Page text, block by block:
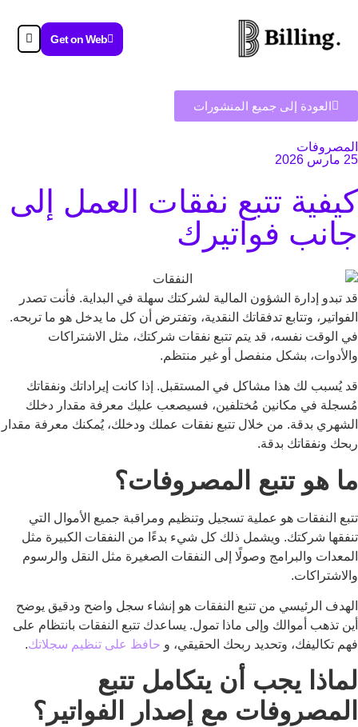
Get on Web
العودة إلى جميع المنشورات
المصروفات
25 مارس 2026
كيفية تتبع نفقات العمل إلى
جانب فواتيرك
قد تبدو إدارة الشؤون المالية لشركتك سهلة في البداية. فأنت تصدر
الفواتير، وتتابع تدفقاتك النقدية، وتفترض أن كل ما يدخل هو ما تربحه.
في الوقت نفسه، قد يتم تتبع نفقات شركتك، مثل الاشتراكات
والأدوات، بشكل منفصل أو غير منتظم.
قد يُسبب لك هذا مشاكل في المستقبل. إذا كانت إيراداتك ونفقاتك
مُسجلة في مكانين مُختلفين، فسيصعب عليك معرفة مقدار دخلك
الشهري بدقة. من خلال تتبع نفقات عملك ودخلك، يُمكنك معرفة مقدار
ربحك ونفقاتك بدقة.
ما هو تتبع المصروفات؟
تتبع النفقات هو عملية تسجيل وتنظيم ومراقبة جميع الأموال التي
تنفقها شركتك. ويشمل ذلك كل شيء بدءًا من النفقات الكبيرة مثل
المعدات والبرامج وصولًا إلى النفقات الصغيرة مثل النقل والرسوم
والاشتراكات.
الهدف الرئيسي من تتبع النفقات هو إنشاء سجل واضح ودقيق يوضح
أين تذهب أموالك وإلى ماذا تمول. يساعدك تتبع النفقات بانتظام على
فهم تكاليفك، وتحديد ربحك الحقيقي، و حافظ على تنظيم سجلاتك.
لماذا يجب أن يتكامل تتبع
المصروفات مع إصدار الفواتير؟